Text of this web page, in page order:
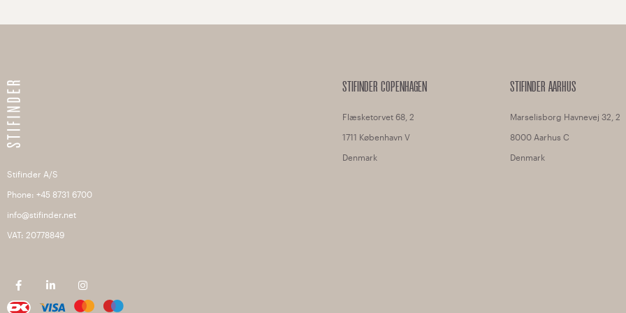
Stifinder A/S
Phone: +45 8731 6700
info@stifinder.net
VAT: 20778849
c
b
n
e
s
a
STIFINDER COPENHAGEN
Flæsketorvet 68, 2
1711 København V
Denmark
STIFINDER AARHUS
Marselisborg Havnevej 32, 2
8000 Aarhus C
Denmark